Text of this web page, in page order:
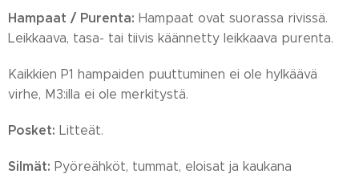
Hampaat / Purenta: Hampaat ovat suorassa rivissä.
Leikkaava, tasa- tai tiivis käännetty leikkaava purenta.
Kaikkien P1 hampaiden puuttuminen ei ole hylkäävä
virhe, M3:illa ei ole merkitystä.
Posket: Litteät.
Silmät: Pyöreähköt, tummat, eloisat ja kaukana